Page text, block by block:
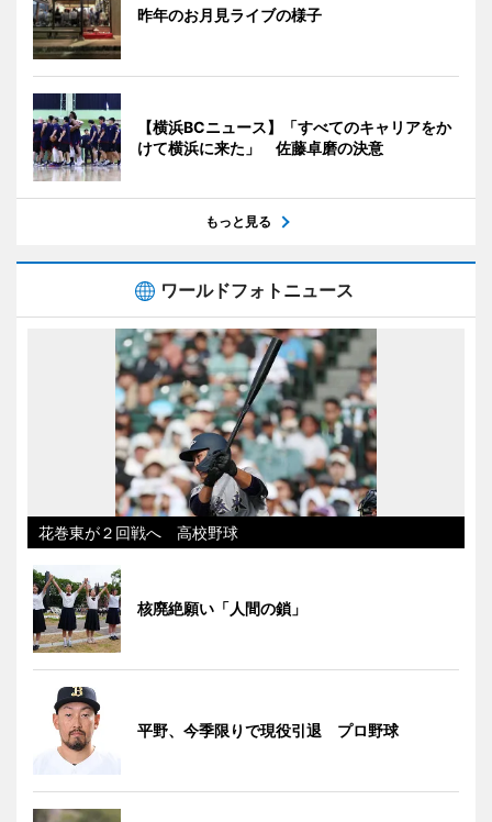
昨年のお月見ライブの様子
【横浜BCニュース】「すべてのキャリアをか
けて横浜に来た」 佐藤卓磨の決意
もっと見る
ワールドフォトニュース
花巻東が２回戦へ 高校野球
核廃絶願い「人間の鎖」
平野、今季限りで現役引退 プロ野球